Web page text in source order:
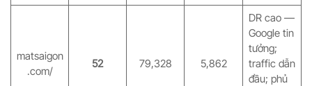
matsaigon
.com/
52 79,328 5,862
DR cao —
Google tin
tưởng;
traffic dẫn
đầu; phủ